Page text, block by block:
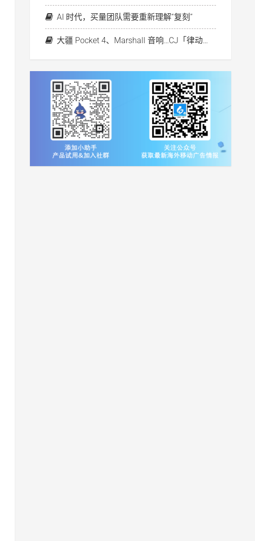
AI 时代，买量团队需要重新理解“复刻”
大疆 Pocket 4、Marshall 音响…CJ「律动之夜」好礼等你来！